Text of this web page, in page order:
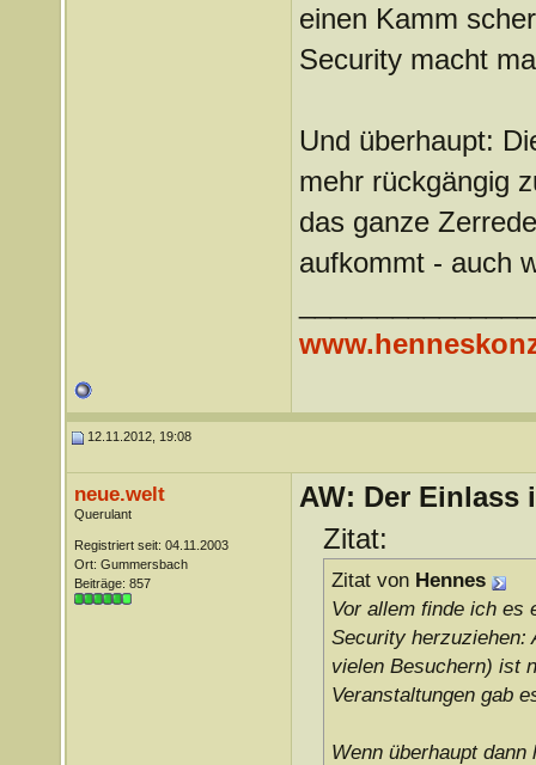
einen Kamm
Security macht
Und überhaupt:
mehr rückgängig
das ganze
aufkommt - auch
12.11.2012, 19:08
neue.welt
Querulant
Registriert seit: 04.11.2003
Ort: Gummersbach
Beiträge: 857
AW: Der Einlass
Zitat:
Zitat von Hennes
Vor allem finde ich es
Security herzuziehen:
vielen Besuchern) ist
Veranstaltungen gab
Wenn überhaupt